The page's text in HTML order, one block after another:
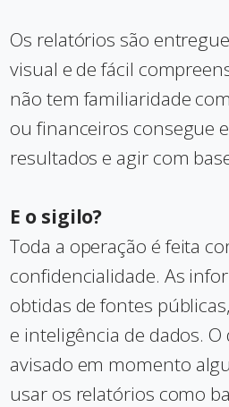
Os relatórios são
visual e de fácil
não tem familiaridade
ou financeiros consegue
resultados e agir com
E o sigilo?
Toda a operação é feita
confidencialidade. As
obtidas de fontes
e inteligência de dados. O
avisado em momento
usar os relatórios como